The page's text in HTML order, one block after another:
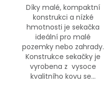
Díky malé, kompaktní
konstrukci a nízké
hmotnosti je sekačka
ideální pro malé
pozemky nebo zahrady.
Konstrukce sekačky je
vyrobena z vysoce
kvalitního kovu se...